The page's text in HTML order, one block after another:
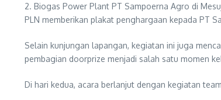
2. Biogas Power Plant PT Sampoerna Agro di
PLN memberikan plakat penghargaan kepada PT
Selain kunjungan lapangan, kegiatan ini juga
pembagian doorprize menjadi salah satu momen
Di hari kedua, acara berlanjut dengan kegiatan